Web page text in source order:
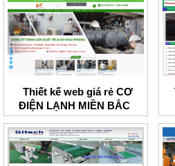
Thiết kế web giá rẻ CƠ
ĐIỆN LẠNH MIỀN BẮC